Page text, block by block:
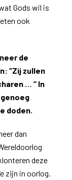
Gods wil is
ook
de
“Zij zullen
… “ In
doden.
dan
deze
zijn in oorlog.